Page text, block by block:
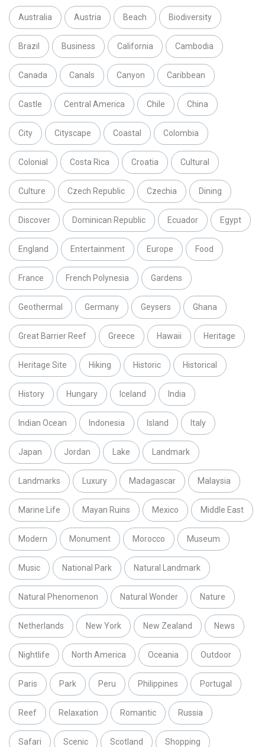
Australia Austria Beach Biodiversity
Brazil Business California Cambodia
Canada Canals Canyon Caribbean
Castle Central America Chile China
City Cityscape Coastal Colombia
Colonial Costa Rica Croatia Cultural
Culture Czech Republic Czechia Dining
Discover Dominican Republic Ecuador Egypt
England Entertainment Europe Food
France French Polynesia Gardens
Geothermal Germany Geysers Ghana
Great Barrier Reef Greece Hawaii Heritage
Heritage Site Hiking Historic Historical
History Hungary Iceland India
Indian Ocean Indonesia Island Italy
Japan Jordan Lake Landmark
Landmarks Luxury Madagascar Malaysia
Marine Life Mayan Ruins Mexico Middle East
Modern Monument Morocco Museum
Music National Park Natural Landmark
Natural Phenomenon Natural Wonder Nature
Netherlands New York New Zealand News
Nightlife North America Oceania Outdoor
Paris Park Peru Philippines Portugal
Reef Relaxation Romantic Russia
Safari Scenic Scotland Shopping